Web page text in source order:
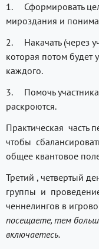
1. Сформировать
мироздания и
2. Накачать (через
которая потом будет
каждого.
3. Помочь
раскроются.
Практическая часть
чтобы
общее квантовое
Третий , четвертый
группы и
ченнелингов в
посещаете, тем
включаетесь.